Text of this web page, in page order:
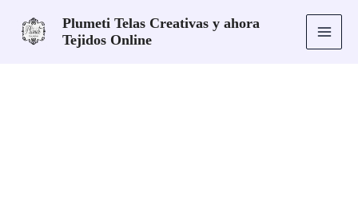
Plumeti Telas Creativas y ahora
Tejidos Online